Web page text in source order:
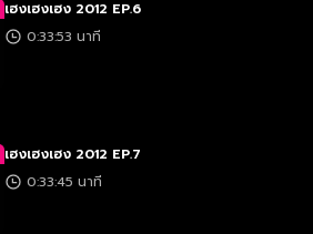
เฮงเฮงเฮง 2012 EP.6
0:33:53 นาที
เฮงเฮงเฮง 2012 EP.7
0:33:45 นาที